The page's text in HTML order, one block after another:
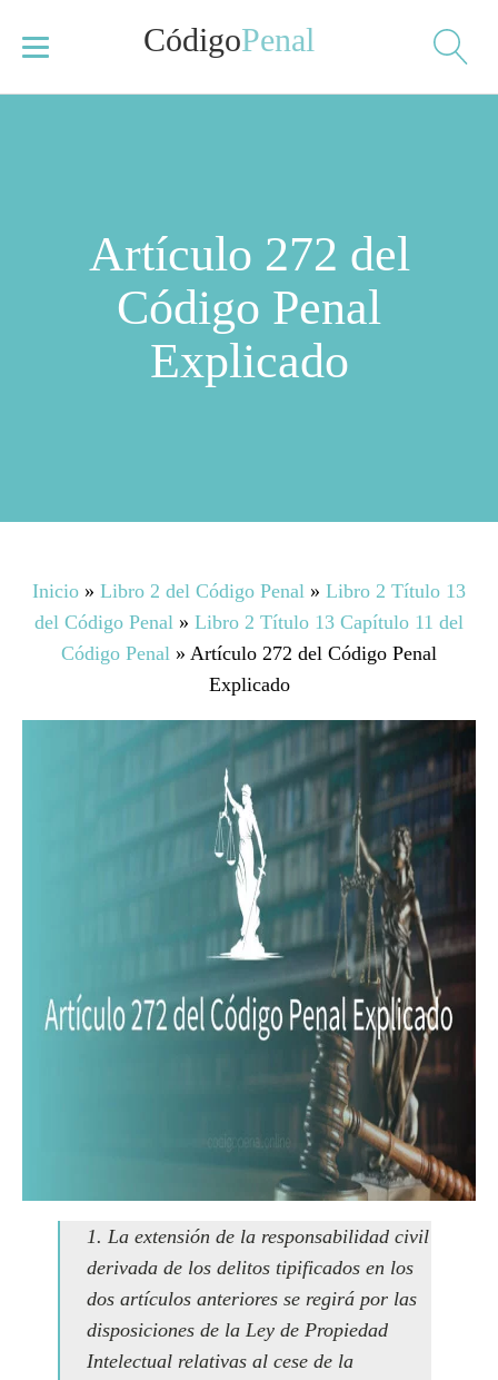
CódigoPenal
Artículo 272 del
Código Penal
Explicado
Inicio » Libro 2 del Código Penal » Libro 2 Título 13
del Código Penal » Libro 2 Título 13 Capítulo 11 del
Código Penal » Artículo 272 del Código Penal
Explicado
1. La extensión de la responsabilidad civil
derivada de los delitos tipificados en los
dos artículos anteriores se regirá por las
disposiciones de la Ley de Propiedad
Intelectual relativas al cese de la